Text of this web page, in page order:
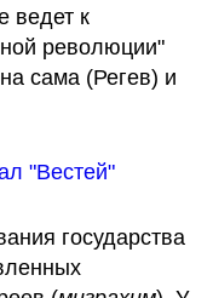
ведет к
революции"
сама (Регев) и
"Вестей"